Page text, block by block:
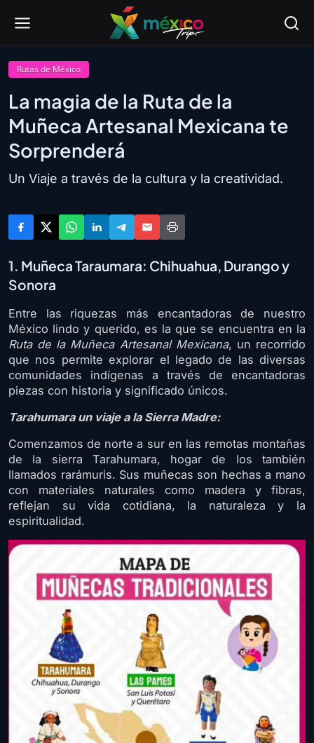
Rutas de México
La magia de la Ruta de la
Muñeca Artesanal Mexicana te
Sorprenderá
Un Viaje a través de la cultura y la creatividad.
1. Muñeca Taraumara: Chihuahua, Durango y
Sonora
Entre las riquezas más encantadoras de nuestro
México lindo y querido, es la que se encuentra en la
Ruta de la Muñeca Artesanal Mexicana, un recorrido
que nos permite explorar el legado de las diversas
comunidades indígenas a través de encantadoras
piezas con historia y significado únicos.
Tarahumara un viaje a la Sierra Madre:
Comenzamos de norte a sur en las remotas montañas
de la sierra Tarahumara, hogar de los también
llamados rarámuris. Sus muñecas son hechas a mano
con materiales naturales como madera y fibras,
reflejan su vida cotidiana, la naturaleza y la
espiritualidad.